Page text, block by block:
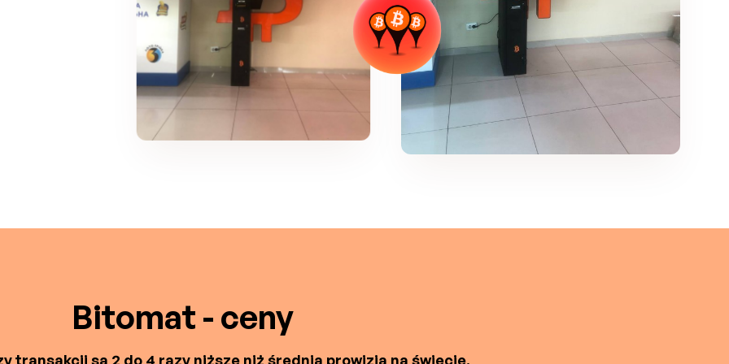
Bitomat - ceny
transakcji są 2 do 4 razy niższe niż średnia prowizja na świecie.